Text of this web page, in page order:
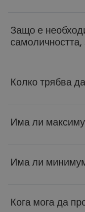
Защо е
самоличността,
Колко трябва
Има ли
Има ли
Кога мога да